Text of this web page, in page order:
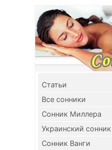
Cтатьи
Все сонники
Сонник Миллера
Украинский сонник
Сонник Ванги